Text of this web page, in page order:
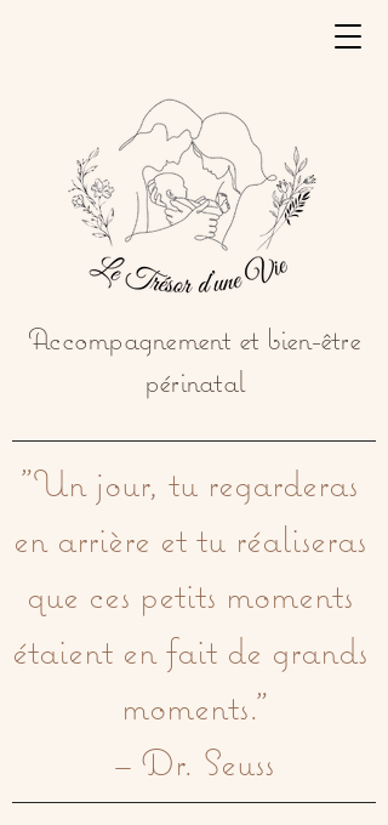
"Un jour, tu regarderas
en arrière et tu réaliseras
que ces petits moments
étaient en fait de grands
moments."
– Dr. Seuss
Accompagnement et bien-être
périnatal